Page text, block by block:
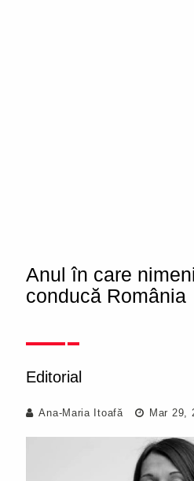
Anul în care
conducă România
Editorial
Ana-Maria Itoafă Mar 29,